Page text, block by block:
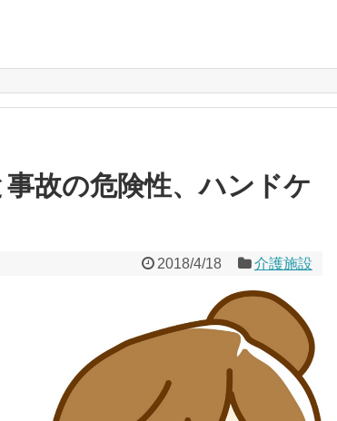
故の危険性、ハンドケ
2018/4/18 介護施設